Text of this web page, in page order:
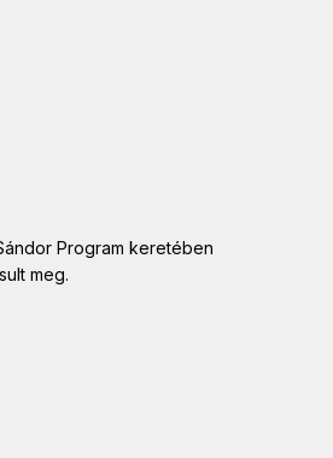
Program keretében
meg.